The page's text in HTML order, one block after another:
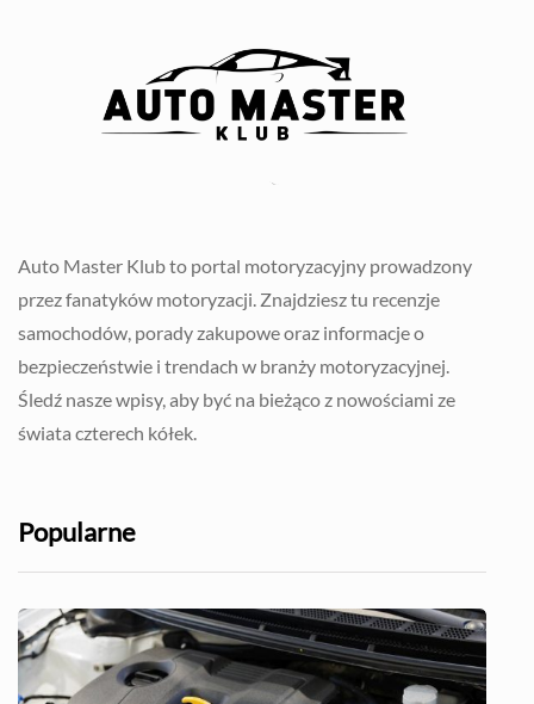
Auto Master Klub to portal motoryzacyjny prowadzony
przez fanatyków motoryzacji. Znajdziesz tu recenzje
samochodów, porady zakupowe oraz informacje o
bezpieczeństwie i trendach w branży motoryzacyjnej.
Śledź nasze wpisy, aby być na bieżąco z nowościami ze
świata czterech kółek.
Popularne